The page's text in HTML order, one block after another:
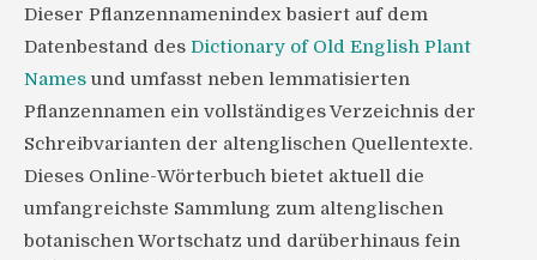
Dieser Pflanzennamenindex basiert auf dem
Datenbestand des Dictionary of Old English Plant
Names und umfasst neben lemmatisierten
Pflanzennamen ein vollständiges Verzeichnis der
Schreibvarianten der altenglischen Quellentexte.
Dieses Online-Wörterbuch bietet aktuell die
umfangreichste Sammlung zum altenglischen
botanischen Wortschatz und darüberhinaus fein